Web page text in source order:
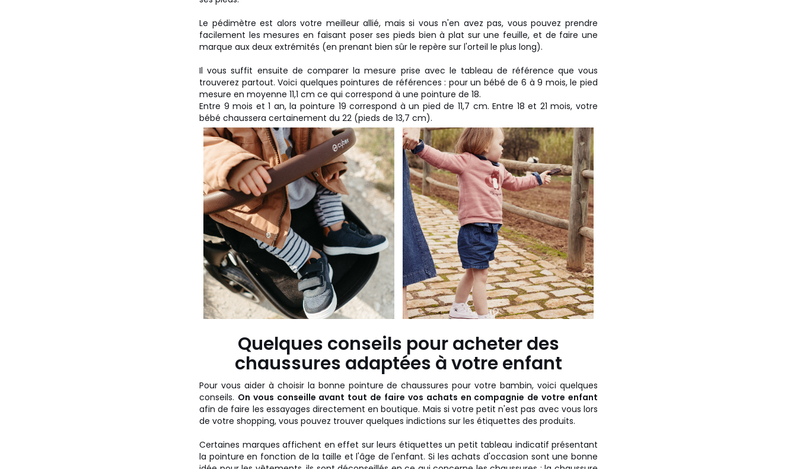
Le pédimètre est alors votre meilleur allié, mais si vous n'en avez pas, vous pouvez prendre
facilement les mesures en faisant poser ses pieds bien à plat sur une feuille, et de faire une
marque aux deux extrémités (en prenant bien sûr le repère sur l'orteil le plus long).
Il vous suffit ensuite de comparer la mesure prise avec le tableau de référence que vous
trouverez partout. Voici quelques pointures de références : pour un bébé de 6 à 9 mois, le pied
mesure en moyenne 11,1 cm ce qui correspond à une pointure de 18.
Entre 9 mois et 1 an, la pointure 19 correspond à un pied de 11,7 cm. Entre 18 et 21 mois, votre
bébé chaussera certainement du 22 (pieds de 13,7 cm).
Quelques conseils pour acheter des
chaussures adaptées à votre enfant
Pour vous aider à choisir la bonne pointure de chaussures pour votre bambin, voici quelques
conseils. On vous conseille avant tout de faire vos achats en compagnie de votre enfant
afin de faire les essayages directement en boutique. Mais si votre petit n'est pas avec vous lors
de votre shopping, vous pouvez trouver quelques indictions sur les étiquettes des produits.
Certaines marques affichent en effet sur leurs étiquettes un petit tableau indicatif présentant
la pointure en fonction de la taille et l'âge de l'enfant. Si les achats d'occasion sont une bonne